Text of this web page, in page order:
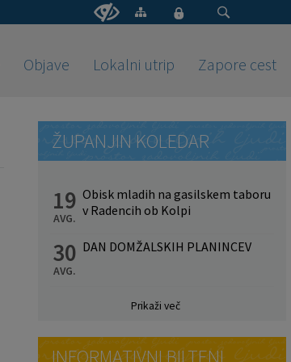
Objave Lokalni utrip Zapore cest
ŽUPANJIN KOLEDAR
19
AVG.
Obisk mladih na gasilskem taboru
v Radencih ob Kolpi
30
AVG.
DAN DOMŽALSKIH PLANINCEV
Prikaži več
INFORMATIVNI BILTENI